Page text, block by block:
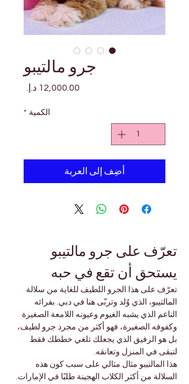
جرو مالتيبو
الكمية *
أضِف إلى العربة
تعرّف على جرو مالتيبو
يستحق أن تقع في حبه
تعرّف على هذا الجرو اللطيف للغاية من سلالة
المالتيبو، الذي وُلد وتربّى هنا في دبي. بفرائه
الناعم الذي يشبه الغيوم وعيونه اللامعة الصغيرة
وكفوفه الصغيرة، فهو أكثر من مجرد جرو لطيف،
بل هو الرفيق الذي يجعلك تلغي خططك فقط
لتبقى في المنزل وتعانقه.
هذا المالتيبو مثال مثالي على سبب كون هذه
السلالة من أكثر الكلاب الهجينة طلبًا في الإمارات.